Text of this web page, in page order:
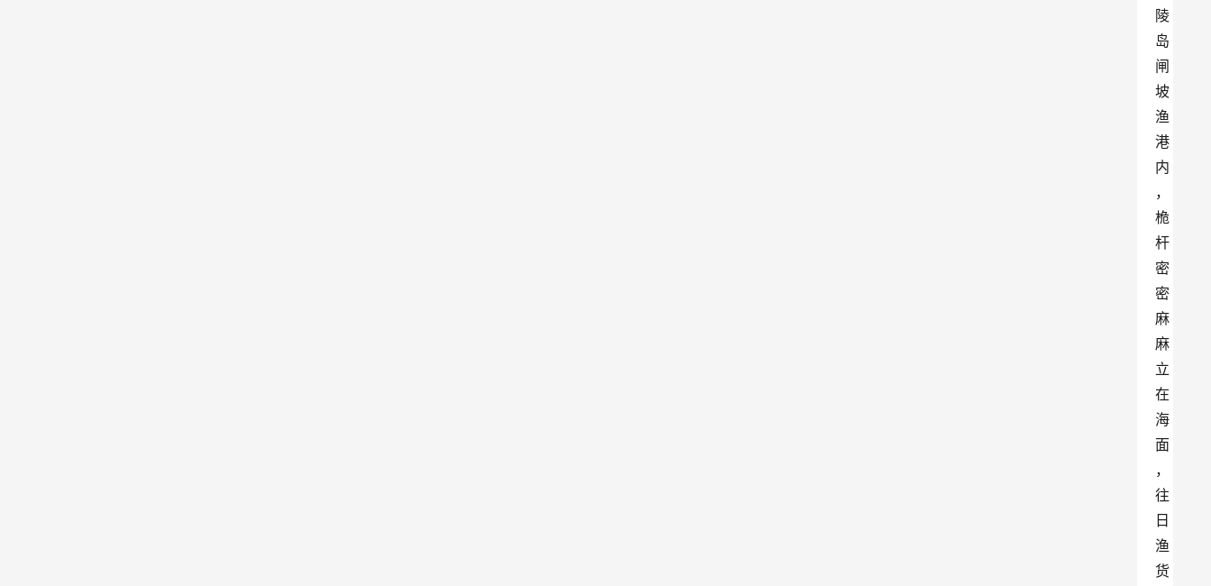
陵
岛
闸
坡
渔
港
内
，
桅
杆
密
密
麻
麻
立
在
海
面
，
往
日
渔
货